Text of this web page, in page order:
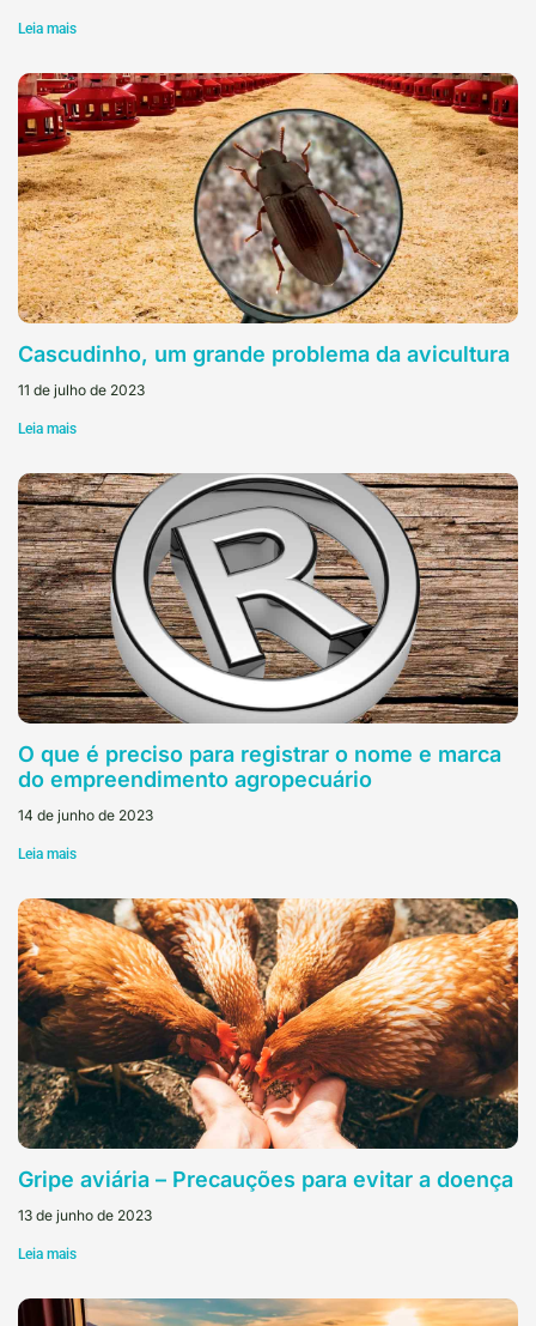
Leia mais
Cascudinho, um grande problema da avicultura
11 de julho de 2023
Leia mais
O que é preciso para registrar o nome e marca
do empreendimento agropecuário
14 de junho de 2023
Leia mais
Gripe aviária – Precauções para evitar a doença
13 de junho de 2023
Leia mais